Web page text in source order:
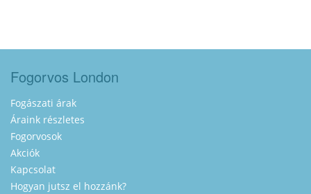
Fogorvos London
Fogászati árak
Áraink részletes
Fogorvosok
Akciók
Kapcsolat
Hogyan jutsz el hozzánk?